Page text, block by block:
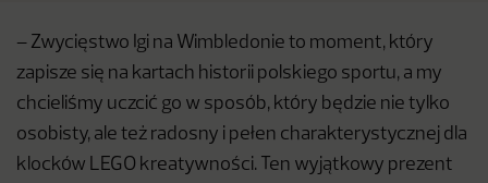
– Zwycięstwo Igi na Wimbledonie to moment, który
zapisze się na kartach historii polskiego sportu, a my
chcieliśmy uczcić go w sposób, który będzie nie tylko
osobisty, ale też radosny i pełen charakterystycznej dla
klocków LEGO kreatywności. Ten wyjątkowy prezent